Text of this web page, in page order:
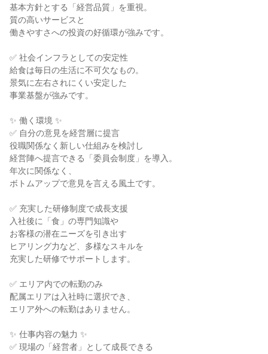
基本方針とする「経営品質」を重視。
質の高いサービスと
働きやすさへの投資の好循環が強みです。
✅ 社会インフラとしての安定性
給食は毎日の生活に不可欠なもの。
景気に左右されにくい安定した
事業基盤が強みです。
✨ 働く環境 ✨
✅ 自分の意見を経営層に提言
役職関係なく新しい仕組みを検討し
経営陣へ提言できる「委員会制度」を導入。
年次に関係なく、
ボトムアップで意見を言える風土です。
✅ 充実した研修制度で成長支援
入社後に「食」の専門知識や
お客様の潜在ニーズを引き出す
ヒアリング力など、多様なスキルを
充実した研修でサポートします。
✅ エリア内での転勤のみ
配属エリアは入社時に選択でき、
エリア外への転勤はありません。
✨ 仕事内容の魅力 ✨
✅ 現場の「経営者」として成長できる